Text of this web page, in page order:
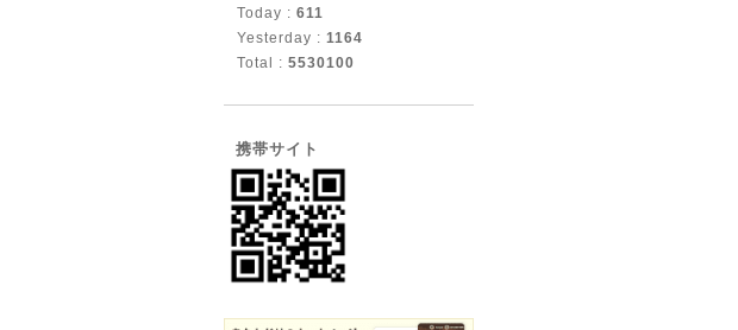
Today : 611
Yesterday : 1164
Total : 5530100
携帯サイト